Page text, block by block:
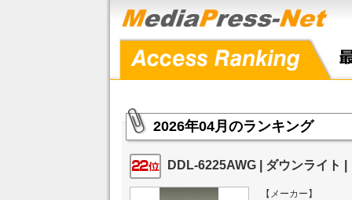
2026年04月のランキング
DDL-6225AWG | ダウンライト |
【メーカー】